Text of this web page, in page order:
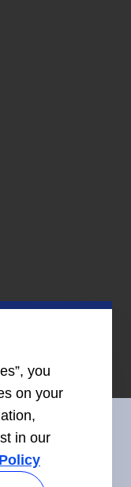
nous
you
on your
in our